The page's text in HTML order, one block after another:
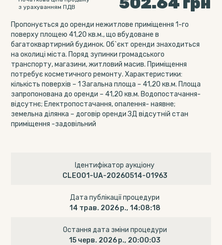
з урахуванням ПДВ
Пропонується до оренди нежитлове приміщення 1-го
поверху площею 41,20 кв.м., що вбудоване в
багатоквартирний будинок. Об`єкт оренди знаходиться
на околиці міста. Поряд зупинки громадського
транспорту, магазини, житловий масив. Приміщення
потребує косметичного ремонту. Характеристики:
кількість поверхів – 1 Загальна площа – 41,20 кв.м. Площа
запропонована до оренди – 41,20 кв.м. Водопостачання-
відсутнє; Електропостачання, опалення- наявне;
земельна ділянка – договір оренди ЗД відсутній стан
приміщення -задовільний
Ідентифікатор аукціону
CLE001-UA-20260514-01963
Дата публікації процедури
14 трав. 2026 р., 14:08:18
Остання дата зміни процедури
15 черв. 2026 р., 20:00:03